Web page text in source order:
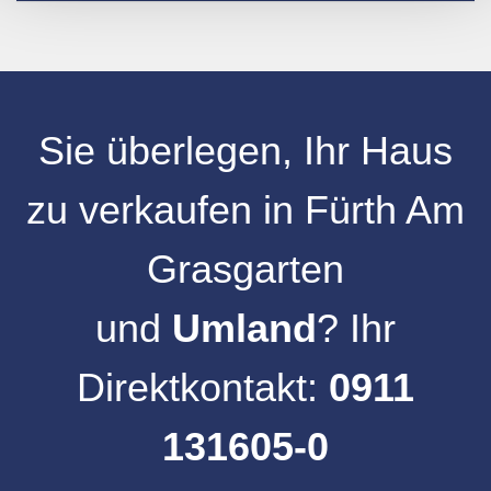
Sie überlegen, Ihr Haus
zu verkaufen in Fürth Am
Grasgarten
und Umland? Ihr
Direktkontakt: 0911
131605-0